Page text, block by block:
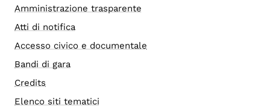
Amministrazione trasparente
Atti di notifica
Accesso civico e documentale
Bandi di gara
Credits
Elenco siti tematici